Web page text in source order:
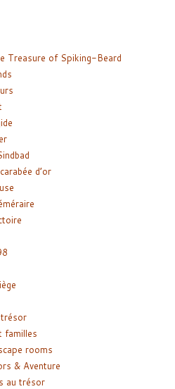
Treasure of Spiking-Beard
d’or
familles
rooms
& Aventure
au trésor